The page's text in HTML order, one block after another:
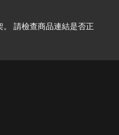
請檢查商品連結是否正